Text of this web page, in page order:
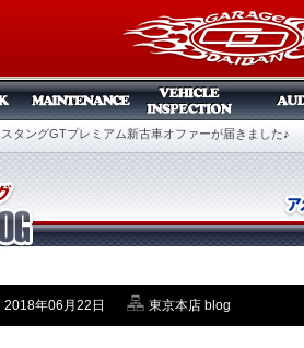
タングGTプレミアム新古車オファーが届きました♪
2018年06月22日 東京本店 blog